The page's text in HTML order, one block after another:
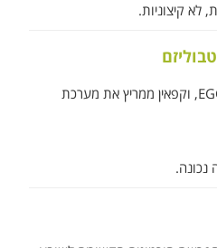
לא קיצוניות.
תה ירוק מכיל נוגדי חמצון מסוג EGCG, וקפאין ממריץ את מערכת
נכונה.